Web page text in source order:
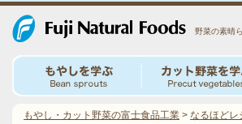
野菜の素晴
もやし・カット野菜の富士食品工業 > なるほどレ